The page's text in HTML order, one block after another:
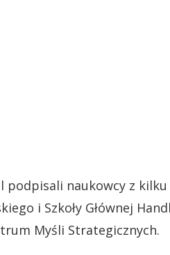
podpisali naukowcy z
i Szkoły Głównej
Myśli Strategicznych.